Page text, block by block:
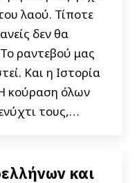
λαού. Τίποτε
δεν θα
ραντεβού μας
Και η Ιστορία
Η κούραση όλων
τους,…
και